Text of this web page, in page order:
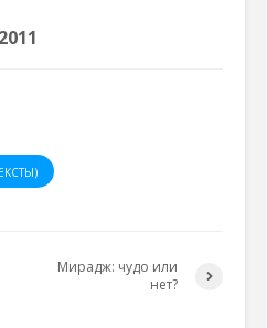
Мирадж: чудо или
нет?